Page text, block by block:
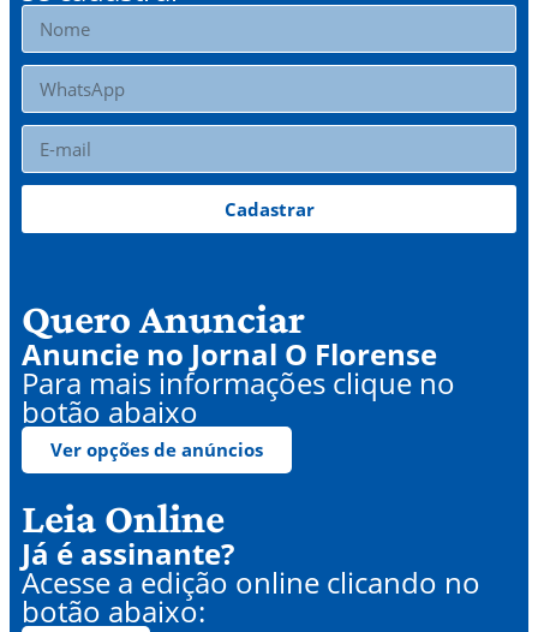
Cadastrar
Quero Anunciar
Anuncie no Jornal O Florense
Para mais informações clique no
botão abaixo
Ver opções de anúncios
Leia Online
Já é assinante?
Acesse a edição online clicando no
botão abaixo: